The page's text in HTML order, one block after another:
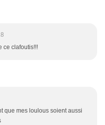
ce clafoutis!!!
que mes loulous soient aussi